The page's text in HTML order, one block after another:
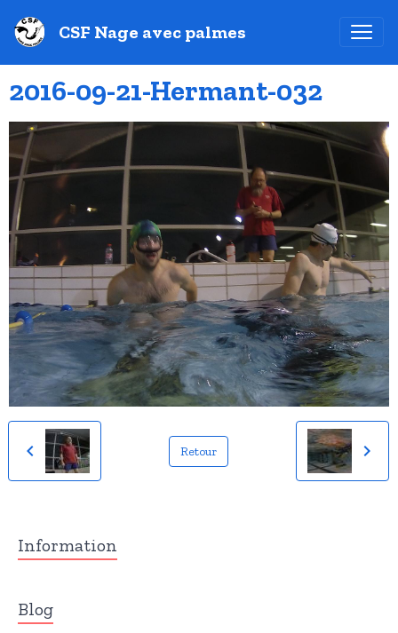
CSF Nage avec palmes
2016-09-21-Hermant-032
Retour
Information
Blog